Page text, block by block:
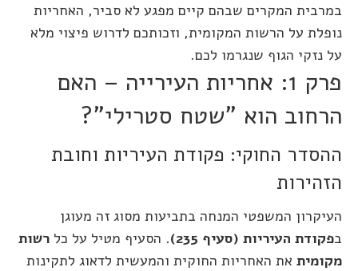
במרבית המקרים שבהם קיים מפגע לא סביר, האחריות
נופלת על הרשות המקומית, וזכותכם לדרוש פיצוי מלא
על נזקי הגוף שנגרמו לכם.
פרק 1: אחריות העירייה – האם
הרחוב הוא "שטח סטרילי"?
ההסדר החוקי: פקודת העיריות וחובת
הזהירות
העיקרון המשפטי המנחה בתביעות מסוג זה מעוגן
בפקודת העיריות (סעיף 235) . הסעיף מטיל על כל רשות
מקומית את האחריות החוקית והמעשית לדאוג לתקינות